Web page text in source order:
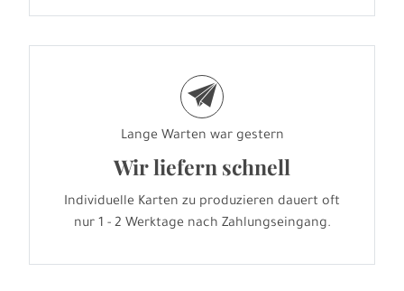
e
Lange Warten war gestern
Wir liefern schnell
Individuelle Karten zu produzieren dauert oft
nur 1 - 2 Werktage nach Zahlungseingang.